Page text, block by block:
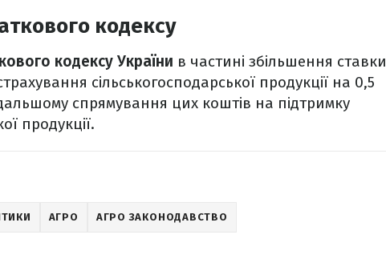
кодексу
кодексу України в частині збільшення ставки
сільськогосподарської продукції на 0,5
спрямування цих коштів на підтримку
продукції.
АГРО АГРО ЗАКОНОДАВСТВО